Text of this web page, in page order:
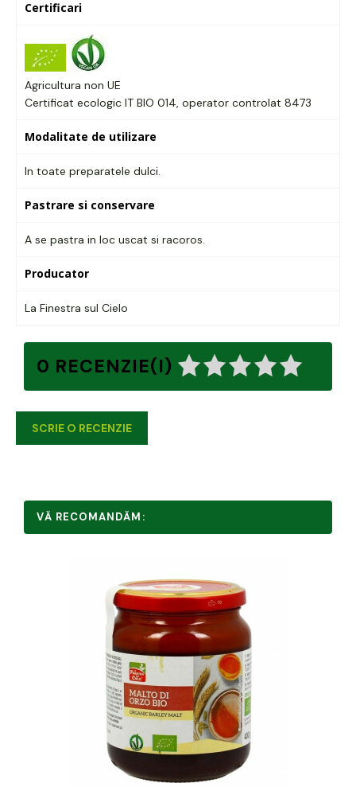
Certificari
Agricultura non UE
Certificat ecologic IT BIO 014, operator controlat 8473
Modalitate de utilizare
In toate preparatele dulci.
Pastrare si conservare
A se pastra in loc uscat si racoros.
Producator
La Finestra sul Cielo
0 RECENZIE(I)
SCRIE O RECENZIE
VĂ RECOMANDĂM: